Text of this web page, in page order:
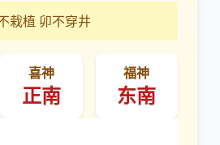
栽植 卯不穿井
喜神
正南
福神
东南